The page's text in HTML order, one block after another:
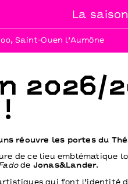
La saison
Saint-Ouen l’Aumône